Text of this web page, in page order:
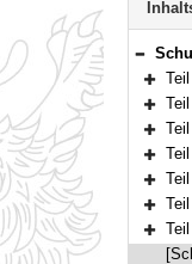
Schulordnung
Teil